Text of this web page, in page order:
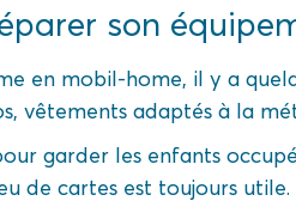
son
en mobil-home, il y a
vêtements adaptés à la
garder les enfants
de cartes est toujours utile.